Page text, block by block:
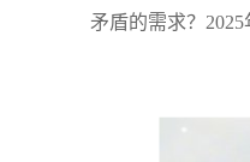
矛盾的需求？